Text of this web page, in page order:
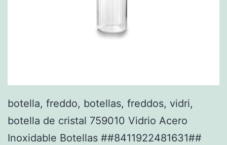
botella, freddo, botellas, freddos, vidri,
botella de cristal 759010 Vidrio Acero
Inoxidable Botellas ##8411922481631##